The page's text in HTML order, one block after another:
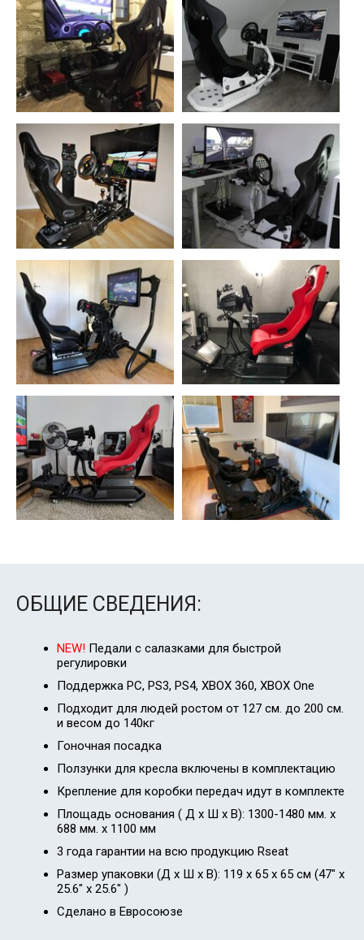
ОБЩИЕ СВЕДЕНИЯ:
NEW! Педали с салазками для быстрой
регулировки
Поддержка PC, PS3, PS4, XBOX 360, XBOX One
Подходит для людей ростом от 127 см. до 200 см.
и весом до 140кг
Гоночная посадка
Ползунки для кресла включены в комплектацию
Крепление для коробки передач идут в комплекте
Площадь основания ( Д х Ш х В): 1300-1480 мм. x
688 мм. x 1100 мм
3 года гарантии на всю продукцию Rseat
Размер упаковки (Д х Ш х В): 119 x 65 x 65 см (47" x
25.6" x 25.6" )
Сделано в Евросоюзе